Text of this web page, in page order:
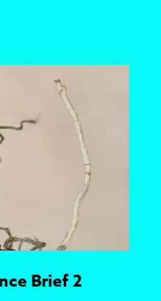
Brief 2